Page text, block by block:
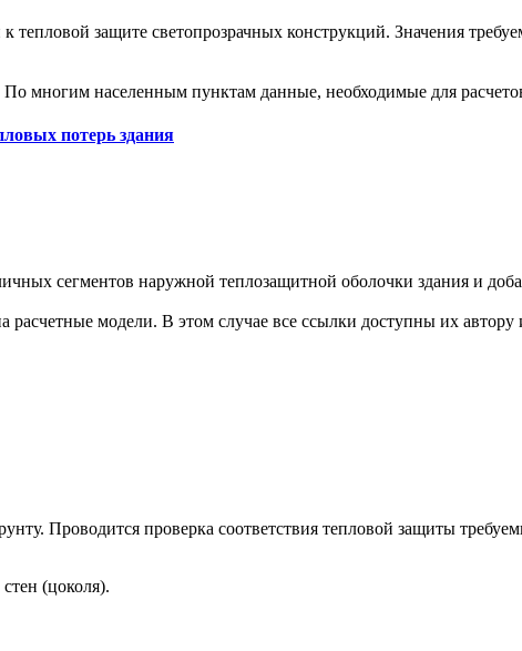
защите светопрозрачных конструкций. Значения
многим населенным пунктам данные, необходимые для
потерь здания
сегментов наружной теплозащитной оболочки здания и
расчетные модели. В этом случае все ссылки доступны их
Проводится проверка соответствия тепловой защиты
(цоколя).